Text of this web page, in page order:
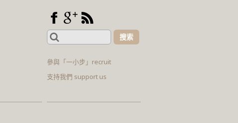
Search
for:
參與「一小步」recruit
支持我們 support us